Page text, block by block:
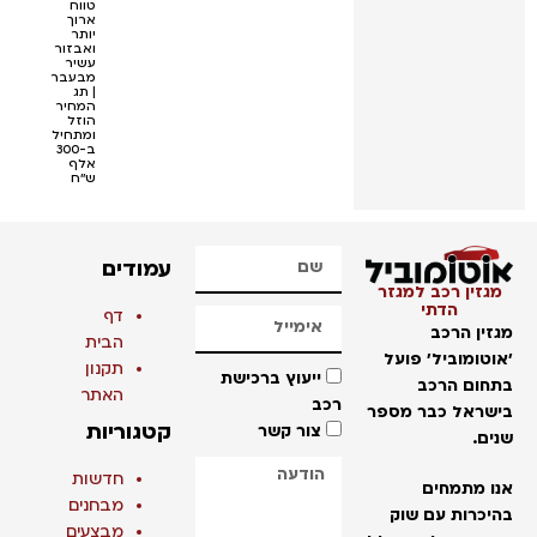
טווח
ארוך
יותר
ואבזור
עשיר
מבעבר
| תג
המחיר
הוזל
ומתחיל
ב-300
אלף
ש''ח
מגזין רכב למגזר
הדתי
מגזין הרכב
'אוטומוביל' פועל
בתחום הרכב
בישראל כבר מספר
שנים.
אנו מתמחים
בהיכרות עם שוק
ייעוץ ברכישת
רכב
צור קשר
עמודים
דף
הבית
תקנון
האתר
קטגוריות
חדשות
מבחנים
מבצעים